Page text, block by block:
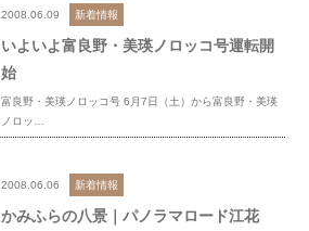
2008.06.09 新着情報
いよいよ富良野・美瑛ノロッコ号運転開
始
富良野・美瑛ノロッコ号 6月7日（土）から富良野・美瑛
ノロッ…
2008.06.06 新着情報
かみふらの八景｜パノラマロード江花